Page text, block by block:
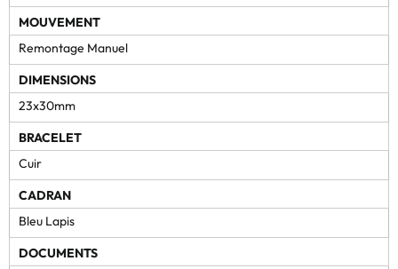
MOUVEMENT
Remontage Manuel
DIMENSIONS
23x30mm
BRACELET
Cuir
CADRAN
Bleu Lapis
DOCUMENTS